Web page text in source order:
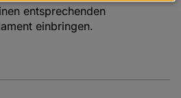
entsprechenden
einbringen.